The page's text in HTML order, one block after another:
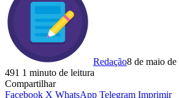
Redação8 de maio de
491 1 minuto de leitura
Compartilhar
Facebook X WhatsApp Telegram Imprimir